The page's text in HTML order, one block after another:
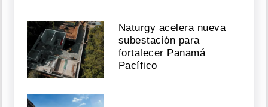
Naturgy acelera nueva
subestación para
fortalecer Panamá
Pacífico